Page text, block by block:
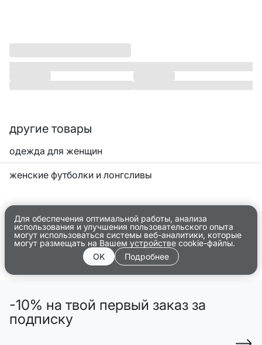
другие товары
одежда для женщин
женские футболки и лонгсливы
Для обеспечения оптимальной работы, анализа
использования и улучшения пользовательского опыта
могут использоваться системы веб-аналитики, которые
могут размещать на Вашем устройстве cookie-файлы.
OK
Подробнее
-10% на твой первый заказ за
подписку